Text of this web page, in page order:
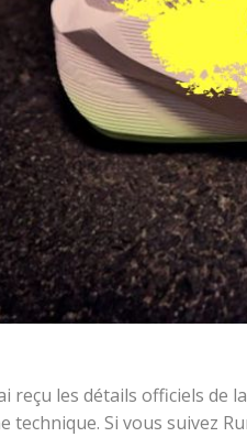
reçu les détails officiels de
technique. Si vous suivez